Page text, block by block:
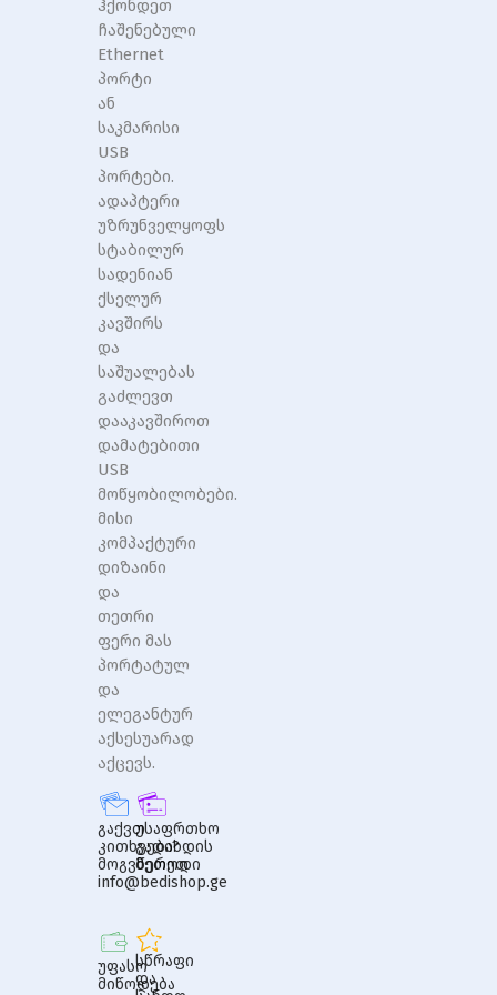
ჰქონდეთ
ჩაშენებული
Ethernet
პორტი
ან
საკმარისი
USB
პორტები.
ადაპტერი
უზრუნველყოფს
სტაბილურ
სადენიან
ქსელურ
კავშირს
და
საშუალებას
გაძლევთ
დააკავშიროთ
დამატებითი
USB
მოწყობილობები.
მისი
კომპაქტური
დიზაინი
და
თეთრი
ფერი მას
პორტატულ
და
ელეგანტურ
აქსესუარად
აქცევს.
გაქვთ
კითხვები?
მოგვწერეთ
info@bedishop.ge
უსაფრთხო
გადახდის
მეთოდი
უფასო
მიწოდება
სწრაფი
და